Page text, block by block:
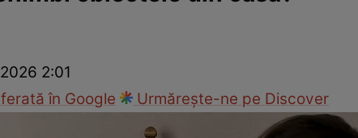
2:01
în Google
Urmărește-ne pe Discover